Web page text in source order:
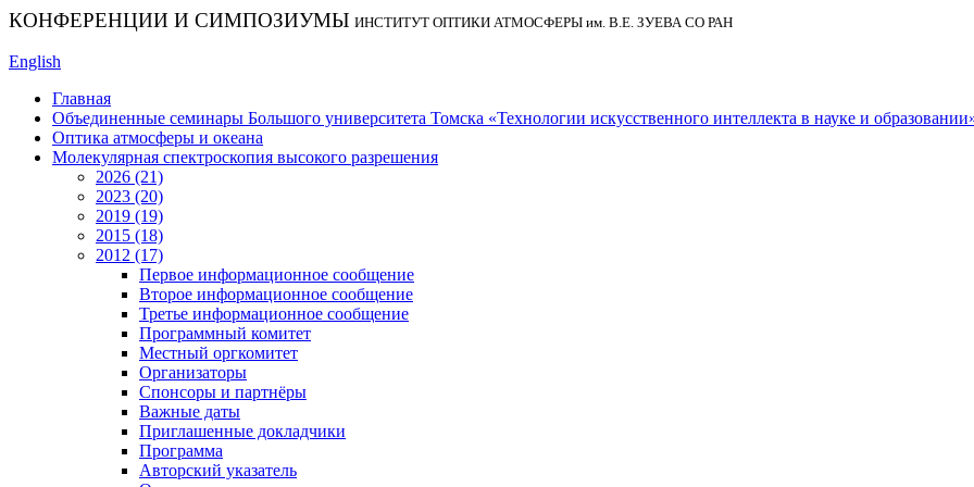
КОНФЕРЕНЦИИ И СИМПОЗИУМЫ ИНСТИТУТ ОПТИКИ АТМОСФЕРЫ им. В.Е. ЗУЕВА СО РАН
English
Главная
Объединенные семинары Большого университета Томска «Технологии искусственного интеллекта в науке и
Оптика атмосферы и океана
Молекулярная спектроскопия высокого разрешения
2026 (21)
2023 (20)
2019 (19)
2015 (18)
2012 (17)
Первое информационное сообщение
Второе информационное сообщение
Третье информационное сообщение
Программный комитет
Местный оргкомитет
Организаторы
Спонсоры и партнёры
Важные даты
Приглашенные докладчики
Программа
Авторский указатель